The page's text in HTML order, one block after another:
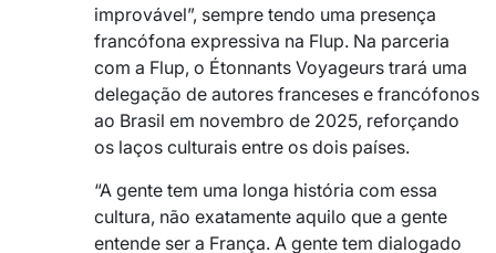
improvável”, sempre tendo uma presença
francófona expressiva na Flup. Na parceria
com a Flup, o Étonnants Voyageurs trará uma
delegação de autores franceses e francófonos
ao Brasil em novembro de 2025, reforçando
os laços culturais entre os dois países.
“A gente tem uma longa história com essa
cultura, não exatamente aquilo que a gente
entende ser a França. A gente tem dialogado